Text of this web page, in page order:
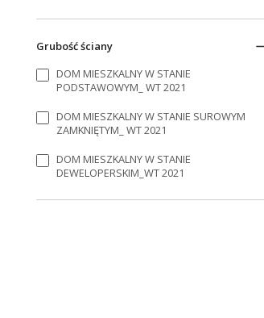
Grubość ściany
DOM MIESZKALNY W STANIE
PODSTAWOWYM_ WT 2021
DOM MIESZKALNY W STANIE SUROWYM
ZAMKNIĘTYM_ WT 2021
DOM MIESZKALNY W STANIE
DEWELOPERSKIM_WT 2021